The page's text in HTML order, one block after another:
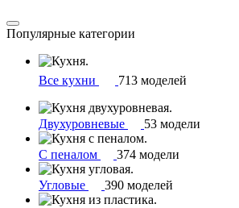
Популярные категории
Все кухни 713 моделей
Двухуровневые 53 модели
С пеналом 374 модели
Угловые 390 моделей